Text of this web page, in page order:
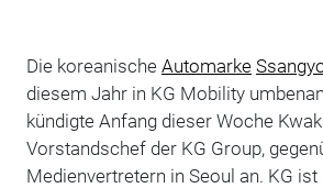
Die koreanische Automarke
diesem Jahr in KG Mobility
kündigte Anfang dieser Woche
Vorstandschef der KG Group,
Medienvertretern in Seoul an. KG